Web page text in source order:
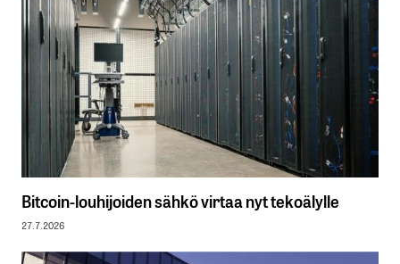
Bitcoin-louhijoiden sähkö virtaa nyt tekoälylle
27.7.2026